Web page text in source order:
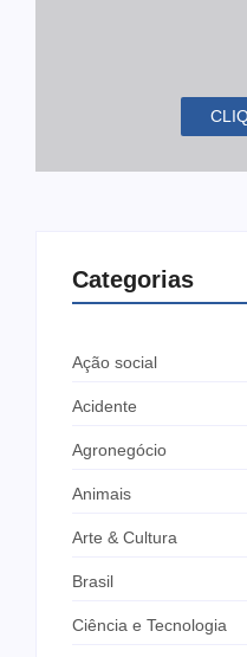
Categorias
Ação social
Acidente
Agronegócio
Animais
Arte & Cultura
Brasil
Ciência e Tecnologia